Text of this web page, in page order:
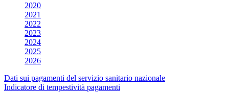
2020
2021
2022
2023
2024
2025
2026
Dati sui pagamenti del servizio sanitario nazionale
Indicatore di tempestività pagamenti